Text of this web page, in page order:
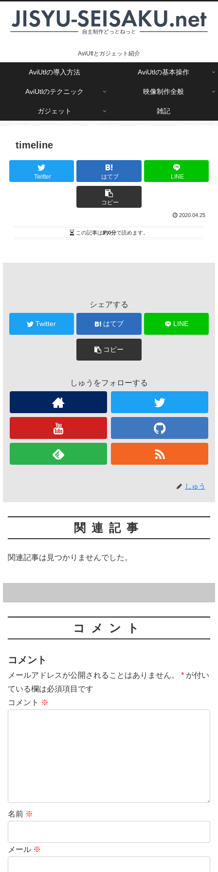
AviUtlとガジェット紹介
AviUtlの導入方法 AviUtlの基本操作
AviUtlのテクニック 映像制作全般
ガジェット 雑記
timeline
Twitter はてブ LINE
コピー
2020.04.25
この記事は約0分で読めます。
シェアする
Twitter はてブ LINE
コピー
しゅうをフォローする
しゅう
関連記事
関連記事は見つかりませんでした。
コメント
コメント
メールアドレスが公開されることはありません。 * が付い
ている欄は必須項目です
コメント ※
名前 ※
メール ※